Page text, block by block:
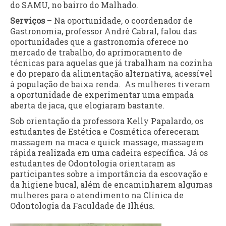
do SAMU, no bairro do Malhado.
Serviços – Na oportunidade, o coordenador de
Gastronomia, professor André Cabral, falou das
oportunidades que a gastronomia oferece no
mercado de trabalho, do aprimoramento de
técnicas para aquelas que já trabalham na cozinha
e do preparo da alimentação alternativa, acessível
à população de baixa renda. As mulheres tiveram
a oportunidade de experimentar uma empada
aberta de jaca, que elogiaram bastante.
Sob orientação da professora Kelly Papalardo, os
estudantes de Estética e Cosmética ofereceram
massagem na maca e quick massage, massagem
rápida realizada em uma cadeira específica. Já os
estudantes de Odontologia orientaram as
participantes sobre a importância da escovação e
da higiene bucal, além de encaminharem algumas
mulheres para o atendimento na Clínica de
Odontologia da Faculdade de Ilhéus.